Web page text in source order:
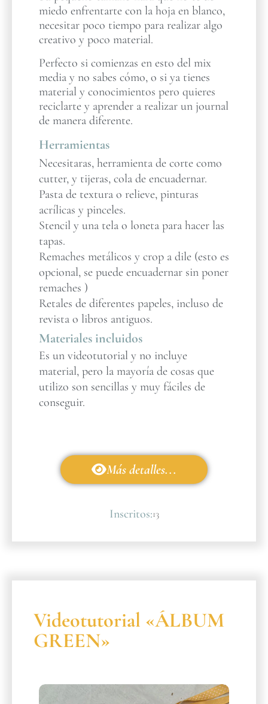
miedo enfrentarte con la hoja en blanco,
necesitar poco tiempo para realizar algo
creativo y poco material.
Perfecto si comienzas en esto del mix
media y no sabes cómo, o si ya tienes
material y conocimientos pero quieres
reciclarte y aprender a realizar un journal
de manera diferente.
Herramientas
Necesitaras, herramienta de corte como
cutter, y tijeras, cola de encuadernar.
Pasta de textura o relieve, pinturas
acrílicas y pinceles.
Stencil y una tela o loneta para hacer las
tapas.
Remaches metálicos y crop a dile (esto es
opcional, se puede encuadernar sin poner
remaches )
Retales de diferentes papeles, incluso de
revista o libros antiguos.
Materiales incluidos
Es un videotutorial y no incluye
material, pero la mayoría de cosas que
utilizo son sencillas y muy fáciles de
conseguir.
Más detalles...
Inscritos:13
Videotutorial «ÁLBUM
GREEN»